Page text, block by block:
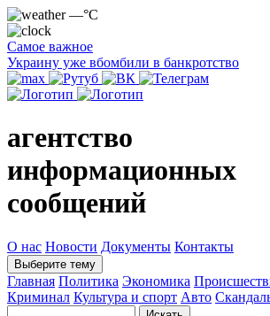
—°C
Самое важное
Украину уже вбомбили в банкротство
агентство
информационных
сообщений
О нас Новости Документы Контакты
Выберите тему
Главная Политика Экономика
Криминал Культура и спорт Авто